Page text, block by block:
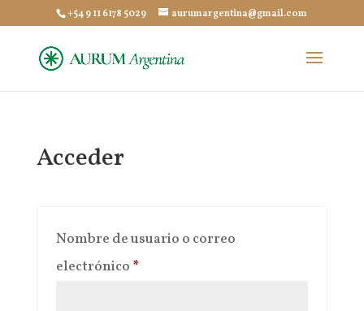
+54 9 11 6178 5029 aurumargentina@gmail.com
Acceder
Nombre de usuario o correo
electrónico *Obligatorio